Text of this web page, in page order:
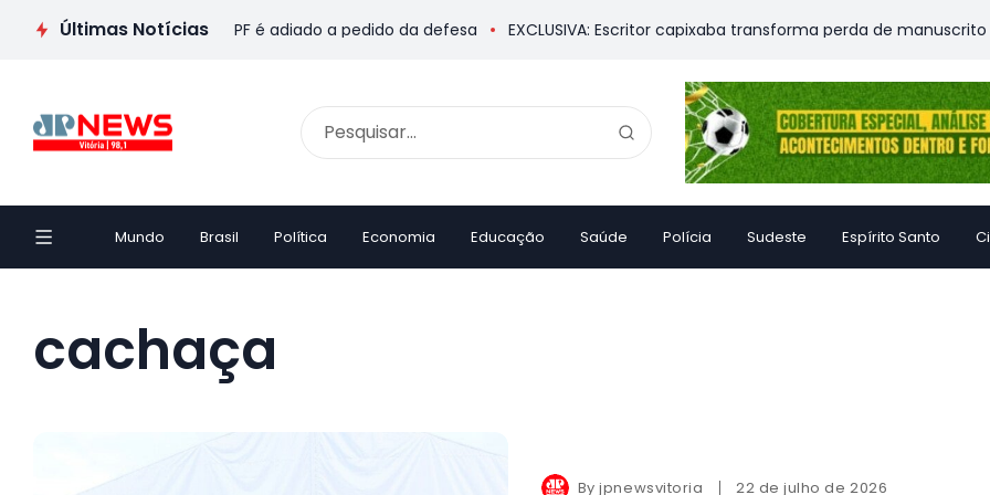
Últimas Notícias
de Jaques Wagner à PF é adiado a pedido da defesa EXCLUSIVA: Escritor capixaba transforma perda de manuscrito
Mundo Brasil Política Economia Educação Saúde Polícia Sudeste Espírito Santo
cachaça
Byjpnewsvitoria 22 de julho de 2026